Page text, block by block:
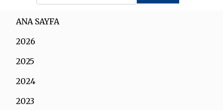
ANA SAYFA
2026
2025
2024
2023